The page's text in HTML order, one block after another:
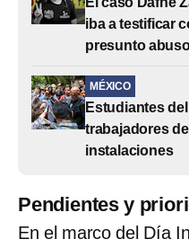
iba a testificar
presunto
MÉXICO
Estudiantes
trabajadores
instalaciones
Pendientes y
En el marco del Día